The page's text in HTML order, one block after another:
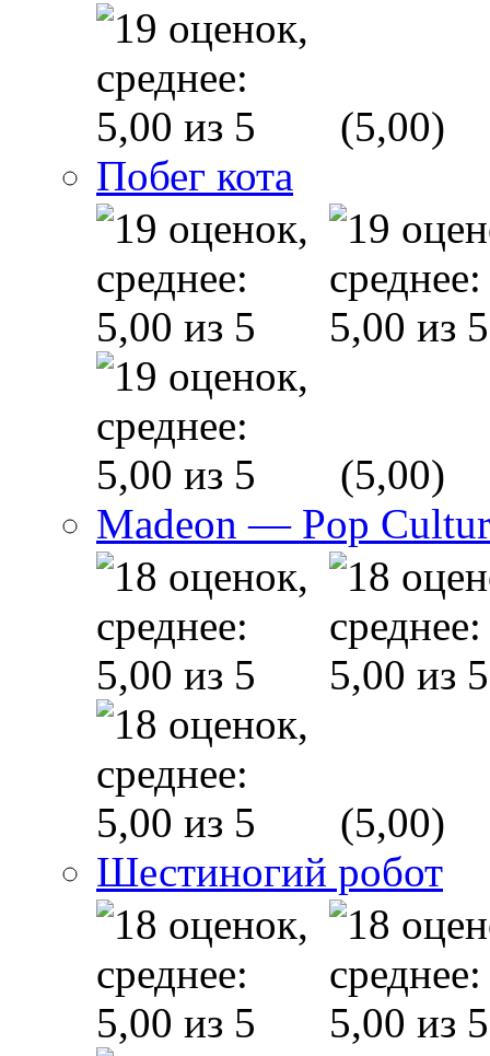
(5,00)
Побег кота
(5,00)
Madeon — Pop
(5,00)
Шестиногий робот